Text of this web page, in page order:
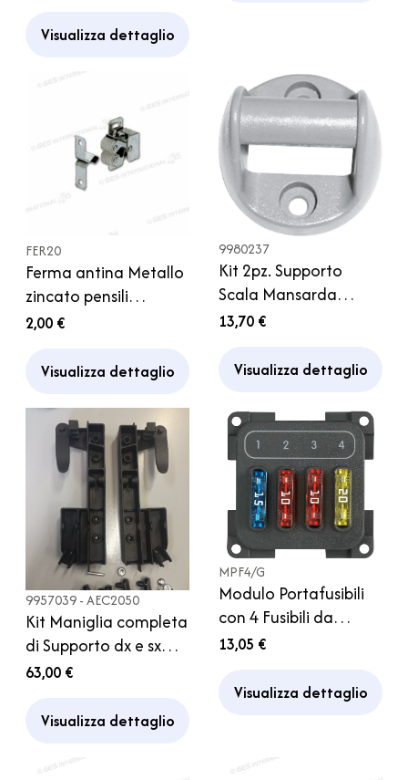
Visualizza dettaglio
FER20
Ferma antina Metallo
zincato pensili
Camper Caravan
Fermaporta
2,00 €
Visualizza dettaglio
9980237
Kit 2pz. Supporto
Scala Mansarda
Hymer
13,70 €
Visualizza dettaglio
9957039 - AEC2050
Kit Maniglia completa
di Supporto dx e sx
oblò Heki 2 Dometic
63,00 €
Visualizza dettaglio
MPF4/G
Modulo Portafusibili
con 4 Fusibili da
Incasso CBE MPF4 per
Barca
13,05 €
Visualizza dettaglio